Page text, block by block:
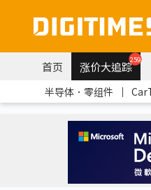
首页 涨价大追踪259
半导体．零组件 ｜